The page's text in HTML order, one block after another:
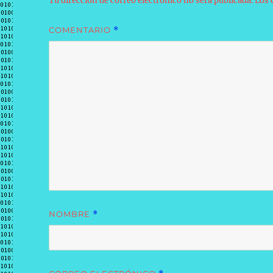
COMENTARIO *
NOMBRE *